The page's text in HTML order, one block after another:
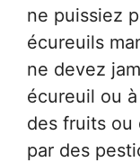
ne puissiez
écureuils
ne devez
écureuil ou
des fruits ou
par des